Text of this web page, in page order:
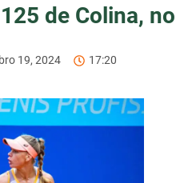
de Colina, no
19, 2024
17:20